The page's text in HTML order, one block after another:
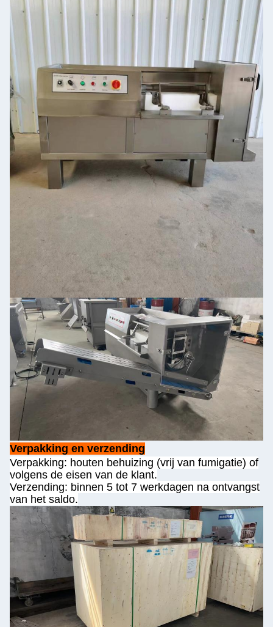
Verpakking en verzending
Verpakking: houten behuizing (vrij van fumigatie) of
volgens de eisen van de klant.
Verzending: binnen 5 tot 7 werkdagen na ontvangst
van het saldo.